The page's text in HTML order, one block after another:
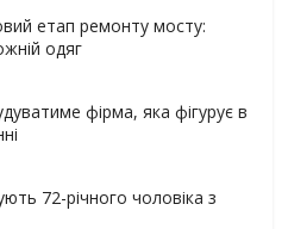
етап ремонту мосту:
одяг
фірма, яка фігурує в
72-річного чоловіка з